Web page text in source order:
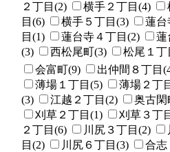
２丁目(2)
横手２丁目(4)
目(6)
横手５丁目(3) 蓮台
目(1)
蓮台寺４丁目(2) 蓮
(3)
西松尾町(3) 松尾１丁
会富町(9) 出仲間８丁目
薄場１丁目(5)
薄場２丁
(3)
江越２丁目(2) 奥古閑
刈草２丁目(1)
刈草３丁
２丁目(6)
川尻３丁目(2)
目(2)
川尻６丁目(3) 合志